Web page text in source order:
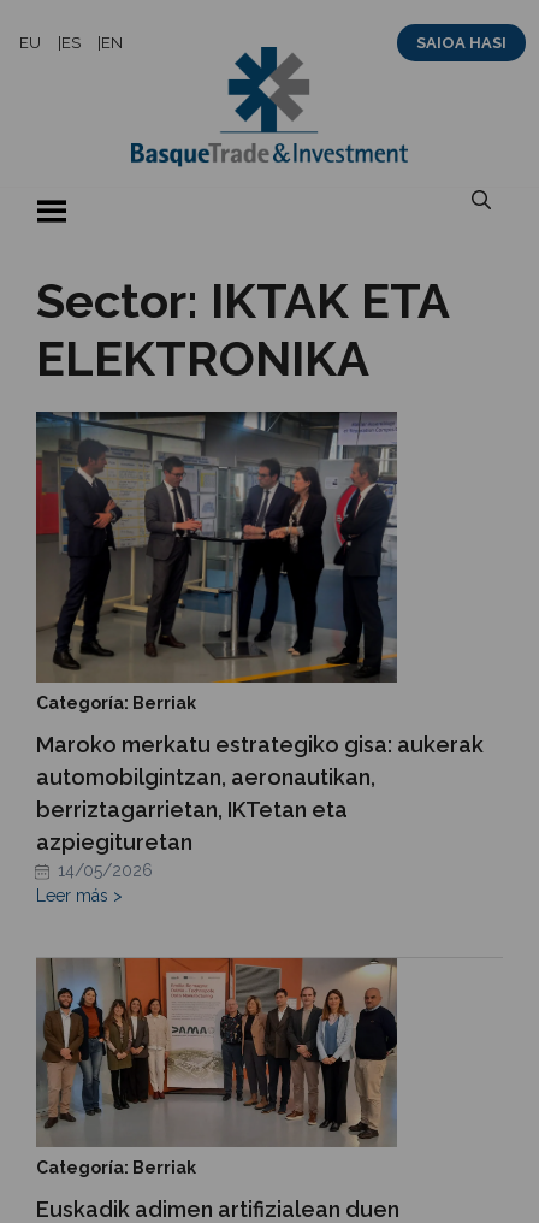
EU ES EN SAIOA HASI
Sector: IKTAK ETA
ELEKTRONIKA
Categoría: Berriak
Maroko merkatu estrategiko gisa: aukerak
automobilgintzan, aeronautikan,
berriztagarrietan, IKTetan eta
azpiegituretan
14/05/2026
Leer más >
Categoría: Berriak
Euskadik adimen artifizialean duen